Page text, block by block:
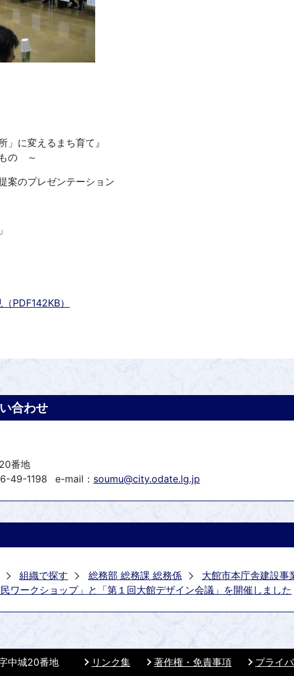
に変えるまち育て』
の ～
案のプレゼンテーション
PDF142KB）
合わせ
番地
49-1198 e-mail： soumu@city.odate.lg.jp
組織で探す 総務部 総務課 総務係
大館市本庁舎建設事
ワークショップ」と「第１回大館デザイン会議」を開催しました
リンク集 著作権・免責事項 プライ
中城20番地